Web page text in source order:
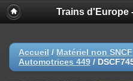
Trains d'Europe
Accueil / Matériel non SNCF
Automotrices 449 /